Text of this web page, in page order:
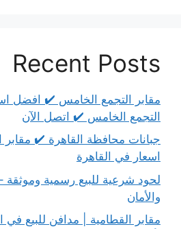
Recent Posts
مقابر التجمع الخامس ✔️ افضل
التجمع الخامس ✔️ اتصل الآن
جبانات محافظة القاهرة ✔️
اسعار في القاهرة
لحود شرعية للبيع رسمية
والأمان
مقابر القطامية | مدافن للبيع في